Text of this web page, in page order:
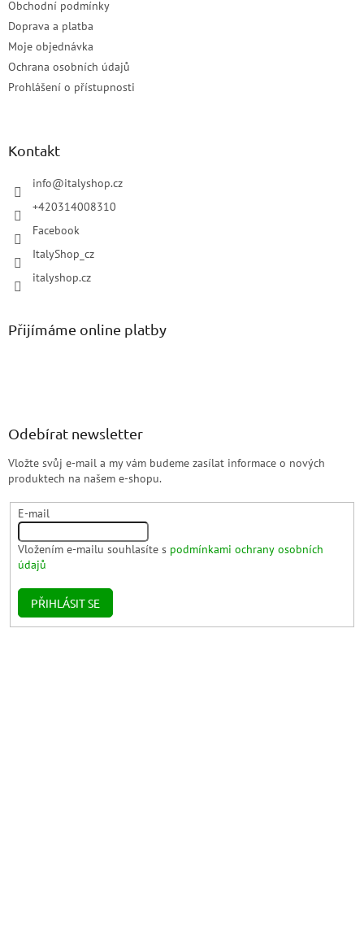
Obchodní podmínky
Doprava a platba
Moje objednávka
Ochrana osobních údajů
Prohlášení o přístupnosti
Kontakt
info@italyshop.cz
+420314008310
Facebook
ItalyShop_cz
italyshop.cz
Přijímáme online platby
Odebírat newsletter
Vložte svůj e-mail a my vám budeme zasílat informace o nových
produktech na našem e-shopu.
E-mail
Vložením e-mailu souhlasíte s podmínkami ochrany osobních
údajů
PŘIHLÁSIT SE